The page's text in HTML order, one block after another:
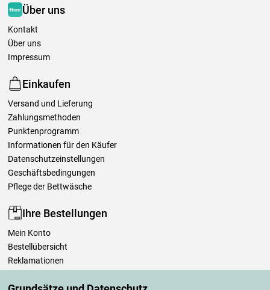
Über uns
Kontakt
Über uns
Impressum
Einkaufen
Versand und Lieferung
Zahlungsmethoden
Punktenprogramm
Informationen für den Käufer
Datenschutzeinstellungen
Geschäftsbedingungen
Pflege der Bettwäsche
Ihre Bestellungen
Mein Konto
Bestellübersicht
Reklamationen